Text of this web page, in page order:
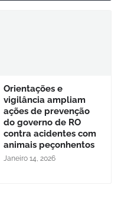
Orientações e
vigilância ampliam
ações de prevenção
do governo de RO
contra acidentes com
animais peçonhentos
Janeiro 14, 2026